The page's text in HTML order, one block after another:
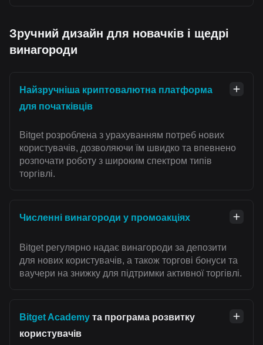
Зручний дизайн для новачків і щедрі
винагороди
Найзручніша криптовалютна платформа
для початківців
Bitget розроблена з урахуванням потреб нових
користувачів, дозволяючи їм швидко та впевнено
розпочати роботу з широким спектром типів
торгівлі.
Численні винагороди у промоакціях
Bitget регулярно надає винагороди за депозити
для нових користувачів, а також торгові бонуси та
ваучери на знижку для підтримки активної торгівлі.
Bitget Academy та програма розвитку
користувачів